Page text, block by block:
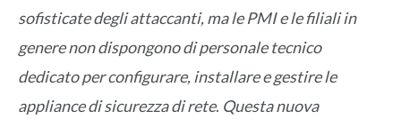
sofisticate degli attaccanti, ma le PMI e le filiali in
genere non dispongono di personale tecnico
dedicato per configurare, installare e gestire le
appliance di sicurezza di rete. Questa nuova